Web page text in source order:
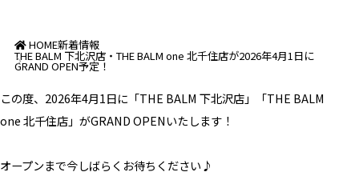
HOME新着情報
THE BALM 下北沢店・THE BALM one 北千住店が2026年4月1日に
GRAND OPEN予定！
この度、2026年4月1日に「THE BALM 下北沢店」「THE BALM
one 北千住店」がGRAND OPENいたします！
オープンまで今しばらくお待ちください♪